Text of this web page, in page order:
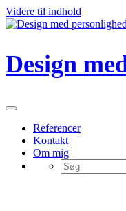
Videre til indhold
Design
Referencer
Kontakt
Om mig